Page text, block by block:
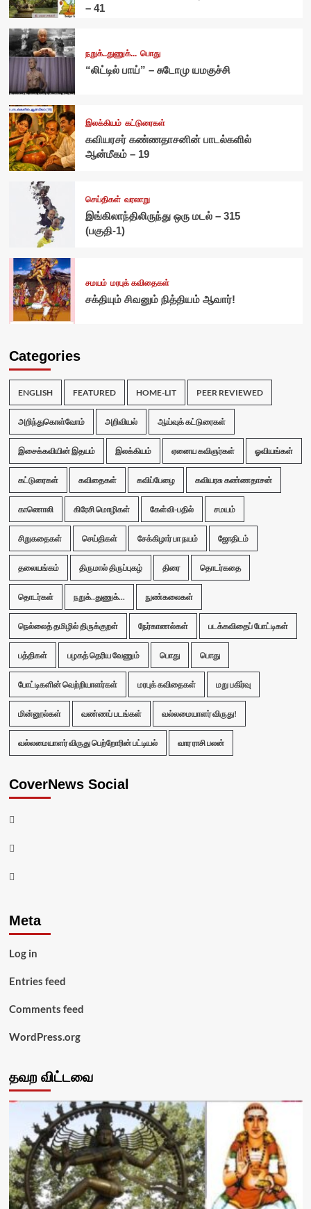
– 41
நறுக்..துணுக்... பொது
“லிட்டில் பாய்” – சுடோமு யமகுச்சி
இலக்கியம் கட்டுரைகள்
கவியரசர் கண்ணதாசனின் பாடல்களில்
ஆன்மீகம் – 19
செய்திகள் வரலாறு
இங்கிலாந்திலிருந்து ஒரு மடல் – 315
(பகுதி-1)
சமயம் மரபுக் கவிதைகள்
சக்தியும் சிவனும் நித்தியம் ஆவார்!
Categories
ENGLISH FEATURED HOME-LIT PEER REVIEWED
அறிந்துகொள்வோம் அறிவியல் ஆய்வுக் கட்டுரைகள்
இசைக்கவியின் இதயம் இலக்கியம் ஏனைய கவிஞர்கள் ஓவியங்கள்
கட்டுரைகள் கவிதைகள் கவிப்பேழை கவியரசு கண்ணதாசன்
காணொலி கிரேசி மொழிகள் கேள்வி-பதில் சமயம்
சிறுகதைகள் செய்திகள் சேக்கிழார் பா நயம் ஜோதிடம்
தலையங்கம் திருமால் திருப்புகழ் திரை தொடர்கதை
தொடர்கள் நறுக்..துணுக்... நுண்கலைகள்
நெல்லைத் தமிழில் திருக்குறள் நேர்காணல்கள் படக்கவிதைப் போட்டிகள்
பத்திகள் பழகத் தெரிய வேணும் பொது பொது
போட்டிகளின் வெற்றியாளர்கள் மரபுக் கவிதைகள் மறு பகிர்வு
மின்னூல்கள் வண்ணப் படங்கள் வல்லமையாளர் விருது!
வல்லமையாளர் விருது பெற்றோரின் பட்டியல் வார ராசி பலன்
CoverNews Social
Facebook
Twitter
Youtube
Meta
Log in
Entries feed
Comments feed
WordPress.org
தவற விட்டவை